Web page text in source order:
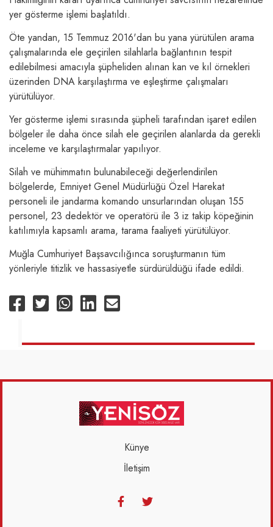
yer gösterme işlemi başlatıldı.
Öte yandan, 15 Temmuz 2016'dan bu yana yürütülen arama
çalışmalarında ele geçirilen silahlarla bağlantının tespit
edilebilmesi amacıyla şüpheliden alınan kan ve kıl örnekleri
üzerinden DNA karşılaştırma ve eşleştirme çalışmaları
yürütülüyor.
Yer gösterme işlemi sırasında şüpheli tarafından işaret edilen
bölgeler ile daha önce silah ele geçirilen alanlarda da gerekli
inceleme ve karşılaştırmalar yapılıyor.
Silah ve mühimmatın bulunabileceği değerlendirilen
bölgelerde, Emniyet Genel Müdürlüğü Özel Harekat
personeli ile jandarma komando unsurlarından oluşan 155
personel, 23 dedektör ve operatörü ile 3 iz takip köpeğinin
katılımıyla kapsamlı arama, tarama faaliyeti yürütülüyor.
Muğla Cumhuriyet Başsavcılığınca soruşturmanın tüm
yönleriyle titizlik ve hassasiyetle sürdürüldüğü ifade edildi.
Künye
İletişim